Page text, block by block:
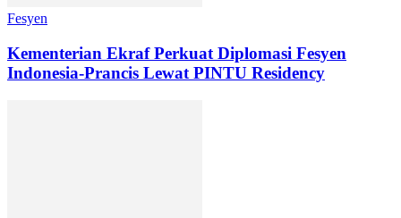
Fesyen
Kementerian Ekraf Perkuat Diplomasi Fesyen
Indonesia-Prancis Lewat PINTU Residency